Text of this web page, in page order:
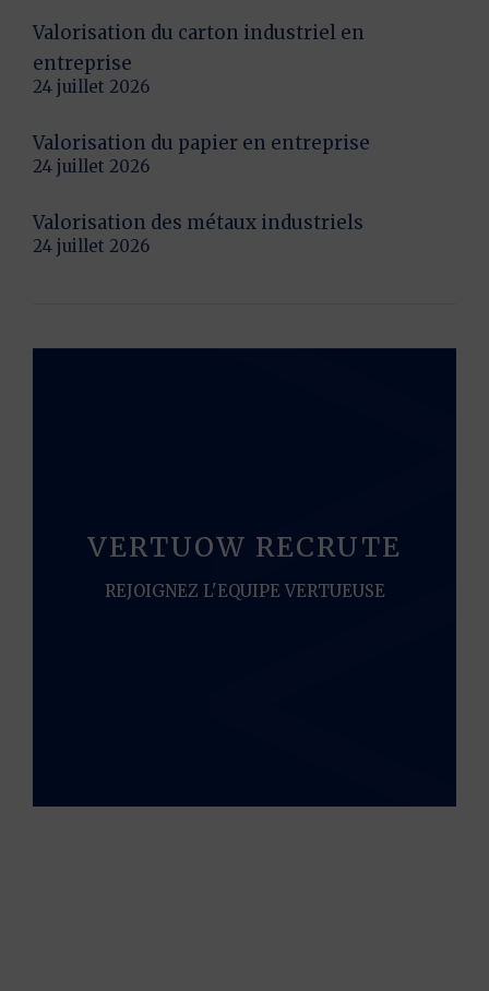
Valorisation du carton industriel en
entreprise
24 juillet 2026
Valorisation du papier en entreprise
24 juillet 2026
Valorisation des métaux industriels
24 juillet 2026
VERTUOW RECRUTE
REJOIGNEZ L'EQUIPE VERTUEUSE